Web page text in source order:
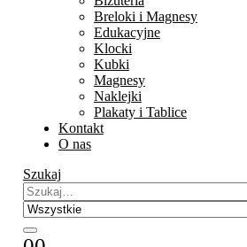
Breloki i Magnesy
Edukacyjne
Klocki
Kubki
Magnesy
Naklejki
Plakaty i Tablice
Kontakt
O nas
Szukaj